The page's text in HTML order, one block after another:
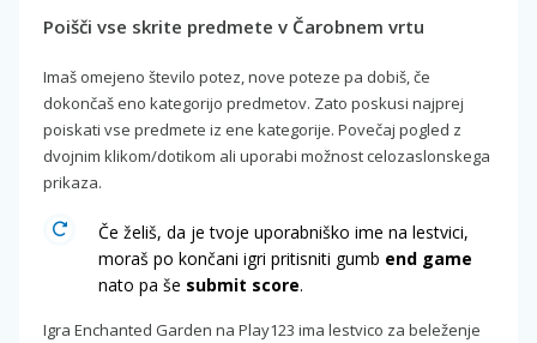
Poišči vse skrite predmete v Čarobnem vrtu
Imaš omejeno število potez, nove poteze pa dobiš, če
dokončaš eno kategorijo predmetov. Zato poskusi najprej
poiskati vse predmete iz ene kategorije. Povečaj pogled z
dvojnim klikom/dotikom ali uporabi možnost celozaslonskega
prikaza.
Če želiš, da je tvoje uporabniško ime na lestvici,
moraš po končani igri pritisniti gumb end game
nato pa še submit score.
Igra Enchanted Garden na Play123 ima lestvico za beleženje